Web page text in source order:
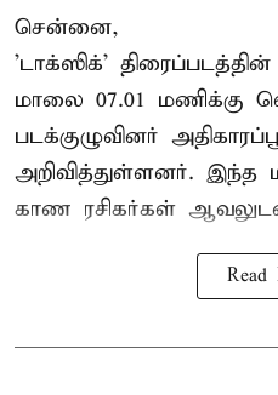
சென்னை,
'டாக்ஸிக்'
மாலை 07.01 மணிக்கு
படக்குழுவினர்
அறிவித்துள்ளனர். இந்த
காண ரசிகர்கள்
Read